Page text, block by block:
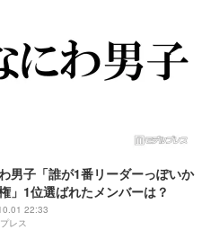
男子「誰が1番リーダーっぽいか
」1位選ばれたメンバーは？
22:33
レス